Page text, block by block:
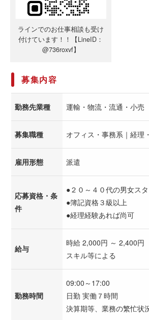
ラインでのお仕事相談も受け
付けています！！【LineID：
@736roxvf】
募集内容
勤務先業種 運輸・物流・流通・小売
募集職種 オフィス・事務系｜経理
雇用形態 派遣
応募資格・条
件
●２０～４０代の男女ス
●簿記資格３級以上
●経理経験あれば尚可
給与
時給 2,000円 ～ 2,400円
スキル等による
勤務時間
09:00～17:00
日勤 実働７時間
決算期等、業務の繁忙状